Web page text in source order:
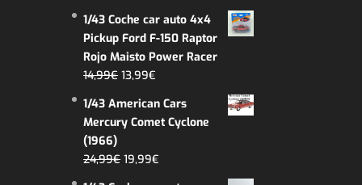
original
era:
21,99€.
actual
es:
19,99€.
1/43 Coche car auto 4x4
Pickup Ford F-150 Raptor
Rojo Maisto Power Racer
14,99€ El
original
era:
13,99€
actual
es:
1/43 American Cars
Mercury Comet Cyclone
(1966)
24,99€ El
19,99€